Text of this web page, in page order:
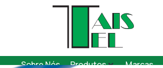
Sobre Nós Produtos Marcas